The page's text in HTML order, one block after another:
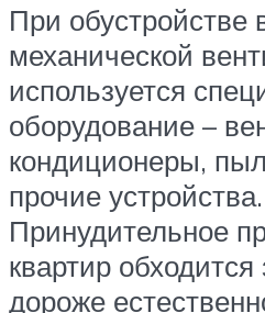
При
механической
используется
оборудование –
кондиционеры,
прочие устройства.
Принудительное
квартир
дороже